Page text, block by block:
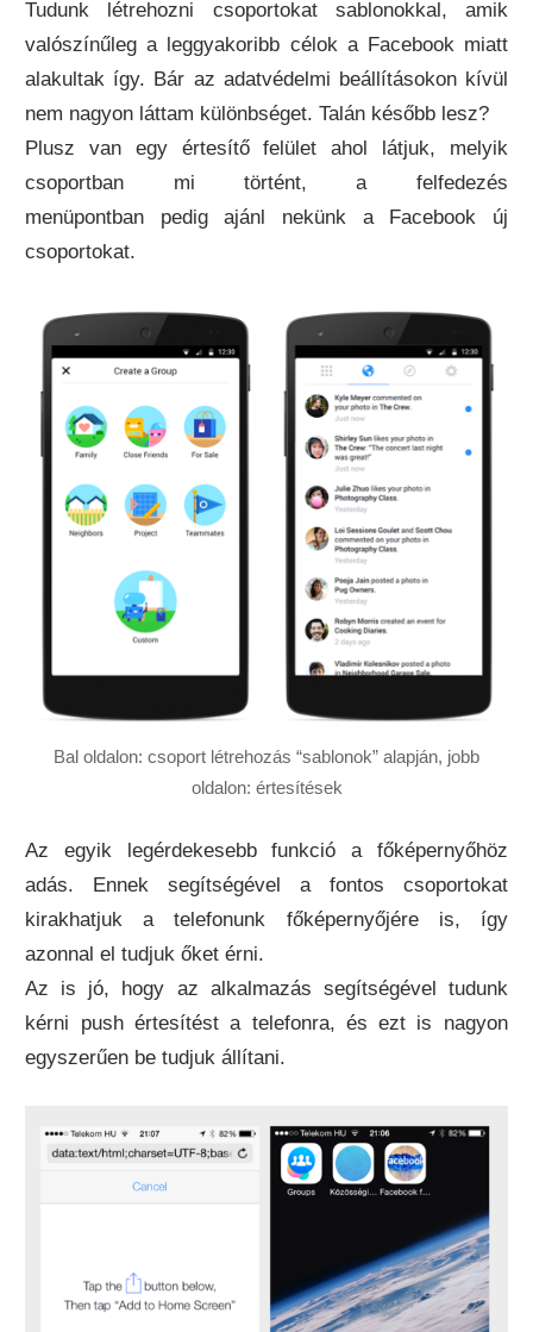
Tudunk létrehozni csoportokat sablonokkal, amik
valószínűleg a leggyakoribb célok a Facebook miatt
alakultak így. Bár az adatvédelmi beállításokon kívül
nem nagyon láttam különbséget. Talán később lesz?
Plusz van egy értesítő felület ahol látjuk, melyik
csoportban mi történt, a felfedezés
menüpontban pedig ajánl nekünk a Facebook új
csoportokat.
Bal oldalon: csoport létrehozás “sablonok” alapján, jobb
oldalon: értesítések
Az egyik legérdekesebb funkció a főképernyőhöz
adás. Ennek segítségével a fontos csoportokat
kirakhatjuk a telefonunk főképernyőjére is, így
azonnal el tudjuk őket érni.
Az is jó, hogy az alkalmazás segítségével tudunk
kérni push értesítést a telefonra, és ezt is nagyon
egyszerűen be tudjuk állítani.